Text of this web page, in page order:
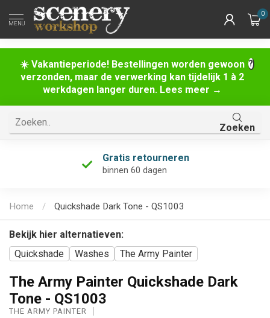
☀️ Vakantieperiode! Bestellingen worden gewoon
verzonden, maar de verwerking kan tijdelijk 1 à 2
werkdagen langer duren. Lees meer →
MENU
0
Zoeken
Gratis retourneren
binnen 60 dagen
Home / Quickshade Dark Tone - QS1003
Bekijk hier alternatieven:
Quickshade
Washes The Army Painter
The Army Painter Quickshade Dark
Tone - QS1003
THE ARMY PAINTER